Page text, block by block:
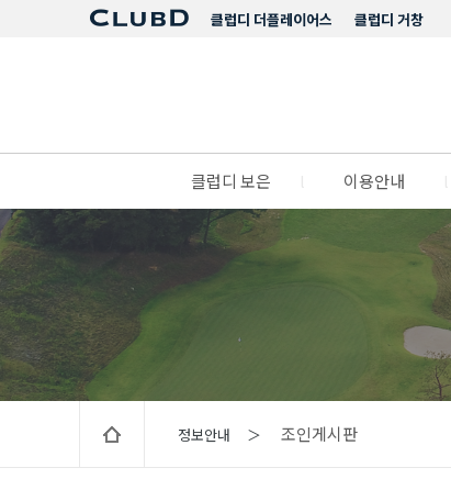
클럽디 거창
클럽디 더플레이어스
클럽디 보은 이용안내
정보안내 ＞ 조인게시판